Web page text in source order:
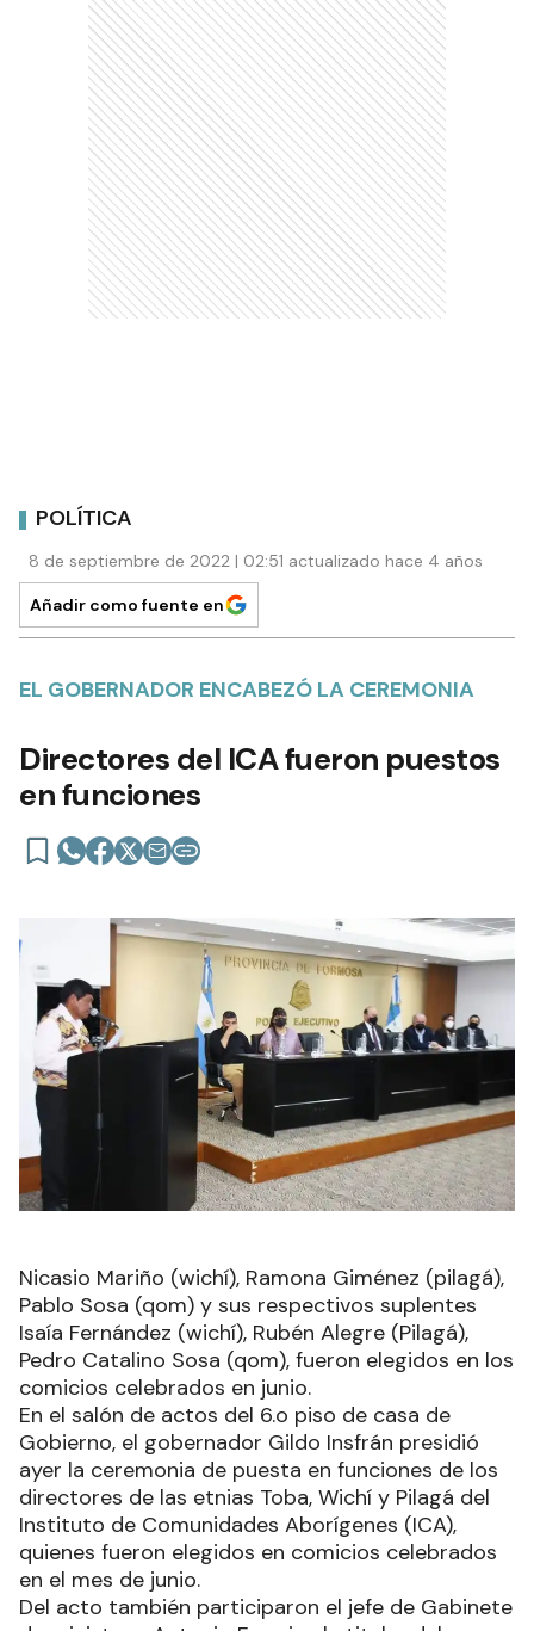
POLÍTICA
8 de septiembre de 2022 | 02:51 actualizado hace 4 años
Añadir como fuente en
EL GOBERNADOR ENCABEZÓ LA CEREMONIA
Directores del ICA fueron puestos
en funciones
Nicasio Mariño (wichí), Ramona Giménez (pilagá),
Pablo Sosa (qom) y sus respectivos suplentes
Isaía Fernández (wichí), Rubén Alegre (Pilagá),
Pedro Catalino Sosa (qom), fueron elegidos en los
comicios celebrados en junio.
En el salón de actos del 6.o piso de casa de
Gobierno, el gobernador Gildo Insfrán presidió
ayer la ceremonia de puesta en funciones de los
directores de las etnias Toba, Wichí y Pilagá del
Instituto de Comunidades Aborígenes (ICA),
quienes fueron elegidos en comicios celebrados
en el mes de junio.
Del acto también participaron el jefe de Gabinete